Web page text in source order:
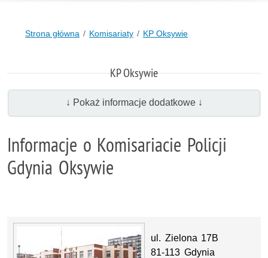
Strona główna Komisariaty KP Oksywie
KP Oksywie
↓ Pokaż informacje dodatkowe ↓
Informacje o Komisariacie Policji
Gdynia Oksywie
ul. Zielona 17B
81-113 Gdynia